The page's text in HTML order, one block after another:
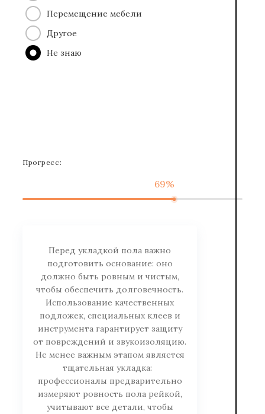
Перемещение мебели
Другое
Не знаю
Прогресс:
69%
Перед укладкой пола важно
подготовить основание: оно
должно быть ровным и чистым,
чтобы обеспечить долговечность.
Использование качественных
подложек, специальных клеев и
инструмента гарантирует защиту
от повреждений и звукоизоляцию.
Не менее важным этапом является
тщательная укладка:
профессионалы предварительно
измеряют ровность пола рейкой,
учитывают все детали, чтобы